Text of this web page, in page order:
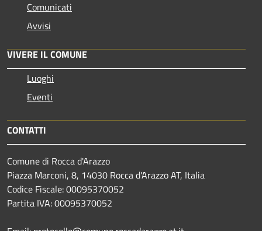
Comunicati
Avvisi
VIVERE IL COMUNE
Luoghi
Eventi
CONTATTI
Comune di Rocca d'Arazzo
Piazza Marconi, 8, 14030 Rocca d'Arazzo AT, Italia
Codice Fiscale: 00095370052
Partita IVA: 00095370052